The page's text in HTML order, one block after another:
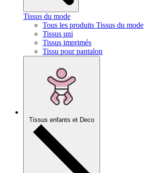
Tissus du mode
Tous les produits Tissus du mode
Tissus uni
Tissus imprimés
Tissu pour pantalon
Tissus enfants et Deco